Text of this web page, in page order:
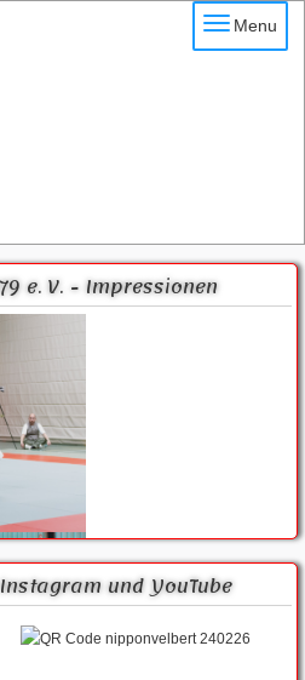
Menu
e. V. - Impressionen
und YouTube